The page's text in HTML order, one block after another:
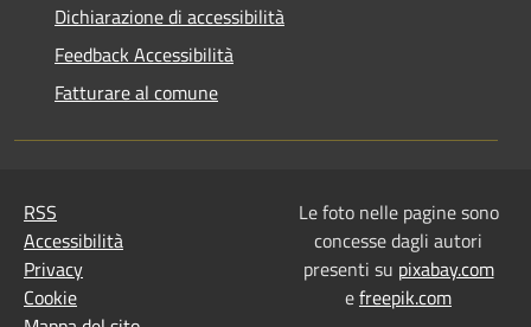
Dichiarazione di accessibilità
Feedback Accessibilità
Fatturare al comune
RSS
Accessibilità
Privacy
Cookie
Le foto nelle pagine sono
concesse dagli autori
presenti su pixabay.com
efreepik.com